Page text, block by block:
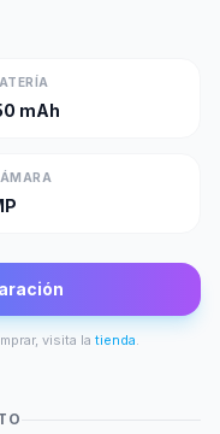
mAh
visita la tienda.